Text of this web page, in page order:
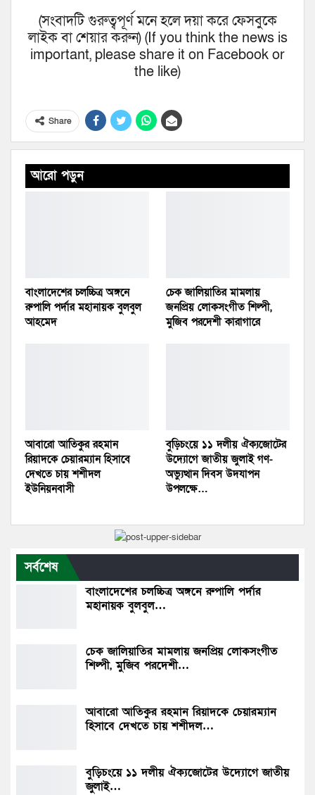
(সংবাদটি গুরুত্বপূর্ণ মনে হলে দয়া করে ফেসবুকে
লাইক বা শেয়ার করুন) (If you think the news is
important, please share it on Facebook or
the like)
Share
আরো পড়ুন
বাংলাদেশের চলচ্চিত্র অঙ্গনে
রুপালি পর্দার মহানায়ক বুলবুল
আহমেদ
চেক জালিয়াতির মামলায়
জনপ্রিয় লোকসংগীত শিল্পী,
মুজিব পরদেশী কারাগারে
আবারো আতিকুর রহমান
রিয়াদকে চেয়ারম্যান হিসাবে
দেখতে চায় শশীদল
ইউনিয়নবাসী
বুড়িচংয়ে ১১ দলীয় ঐক্যজোটের
উদ্যোগে জাতীয় জুলাই গণ-
অভ্যুত্থান দিবস উদযাপন
উপলক্ষে…
সর্বশেষ
বাংলাদেশের চলচ্চিত্র অঙ্গনে রুপালি পর্দার
মহানায়ক বুলবুল…
চেক জালিয়াতির মামলায় জনপ্রিয় লোকসংগীত
শিল্পী, মুজিব পরদেশী…
আবারো আতিকুর রহমান রিয়াদকে চেয়ারম্যান
হিসাবে দেখতে চায় শশীদল…
বুড়িচংয়ে ১১ দলীয় ঐক্যজোটের উদ্যোগে জাতীয়
জুলাই…